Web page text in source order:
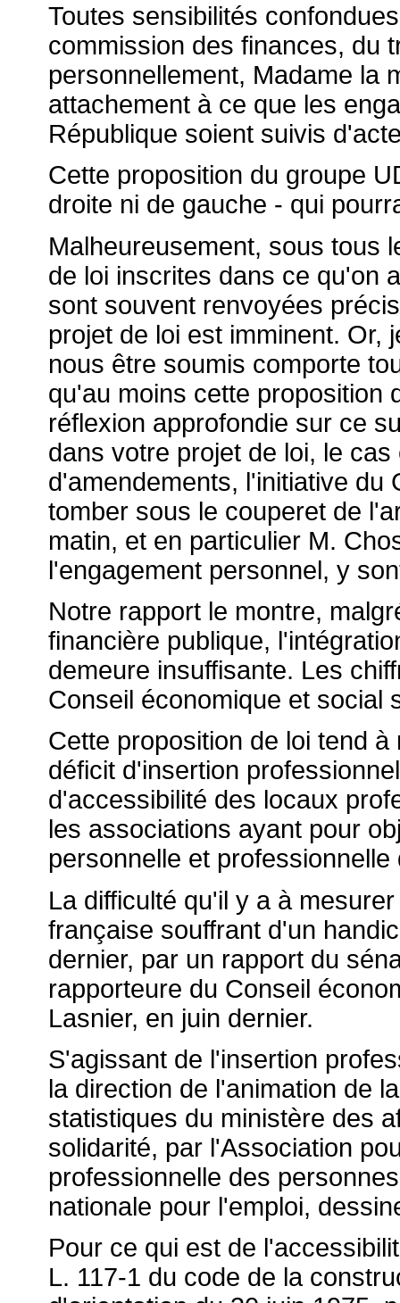
Toutes sensibilités
commission des finances, du
personnellement, Madame la
attachement à ce que les
République soient suivis
Cette proposition du groupe
droite ni de gauche - qui
Malheureusement, sous tous
de loi inscrites dans ce qu'on
sont souvent renvoyées
projet de loi est imminent. Or,
nous être soumis comporte
qu'au moins cette proposition
réflexion approfondie sur ce
dans votre projet de loi, le
d'amendements, l'initiative du
tomber sous le couperet de
matin, et en particulier M.
l'engagement personnel, y
Notre rapport le montre,
financière publique,
demeure insuffisante. Les
Conseil économique et social
Cette proposition de loi tend
déficit d'insertion
d'accessibilité des locaux
les associations ayant pour
personnelle et
La difficulté qu'il y a à
française souffrant d'un
dernier, par un rapport du
rapporteure du Conseil
Lasnier, en juin dernier.
S'agissant de l'insertion
la direction de l'animation de
statistiques du ministère des
solidarité, par l'Association
professionnelle des
nationale pour l'emploi,
Pour ce qui est de
L. 117-1 du code de la